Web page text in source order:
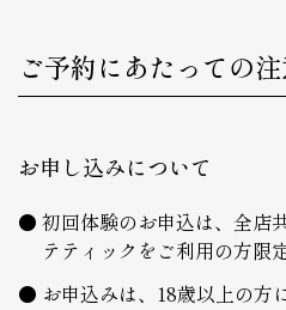
ご予約にあたっての
お申し込みについて
初回体験のお申込は、全店
テティックをご利用の方限
お申込みは、18歳以上の方